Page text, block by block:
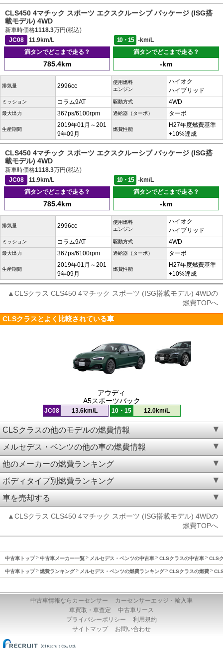
CLS450 4マチック スポーツ エクスクルーシブ パッケージ (ISG搭
載モデル) 4WD
新車時価格1118.3万円(税込)
JC08
11.9km/L 10・15
-km/L
満タンでどこまで走る？
785.4km
満タンでどこまで走る？
-km
排気量 2996cc
使用燃料
エンジン
ハイオク
ハイブリッド
ミッション コラム9AT 駆動方式 4WD
最大出力 367ps/6100rpm 過給器（ターボ） ターボ
生産期間
2019年01月～201
9年09月
燃費性能
H27年度燃費基準
+10%達成
CLS450 4マチック スポーツ エクスクルーシブ パッケージ (ISG搭
載モデル) 4WD
新車時価格1118.3万円(税込)
JC08
11.9km/L 10・15
-km/L
満タンでどこまで走る？
785.4km
満タンでどこまで走る？
-km
排気量 2996cc
使用燃料
エンジン
ハイオク
ハイブリッド
ミッション コラム9AT 駆動方式 4WD
最大出力 367ps/6100rpm 過給器（ターボ） ターボ
生産期間
2019年01月～201
9年09月
燃費性能
H27年度燃費基準
+10%達成
▲CLSクラス CLS450 4マチック スポーツ (ISG搭載モデル) 4WDの
燃費TOPへ
CLSクラスとよく比較されている車
アウディ
A5スポーツバック
JC08 13.6km/L 10・15 12.0km/L
CLSクラスの他のモデルの燃費情報
メルセデス・ベンツの他の車の燃費情報
他のメーカーの燃費ランキング
ボディタイプ別燃費ランキング
車を売却する
▲CLSクラス CLS450 4マチック スポーツ (ISG搭載モデル) 4WDの
燃費TOPへ
中古車トップ 中古車メーカー一覧 メルセデス・ベンツの中古車 CLSクラスの中古車 CLS
中古車トップ 燃費ランキング メルセデス・ベンツの燃費ランキング CLSクラスの燃費
中古車情報ならカーセンサー
カーセンサーエッジ・輸入車
車買取・車査定
中古車リース
プライバシーポリシー
利用規約
サイトマップ
お問い合わせ